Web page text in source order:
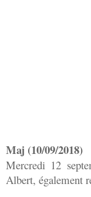
Maj (10/09/2018)
Mercredi 12
Albert, également